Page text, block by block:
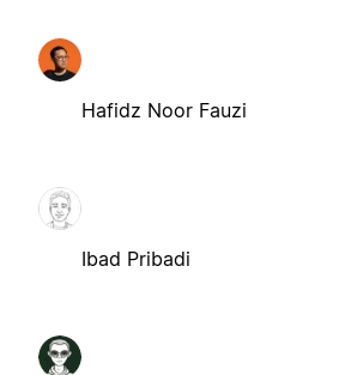
Hafidz Noor Fauzi
Ibad Pribadi